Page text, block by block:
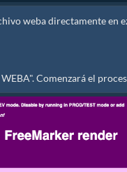
weba directamente en
Comenzará el